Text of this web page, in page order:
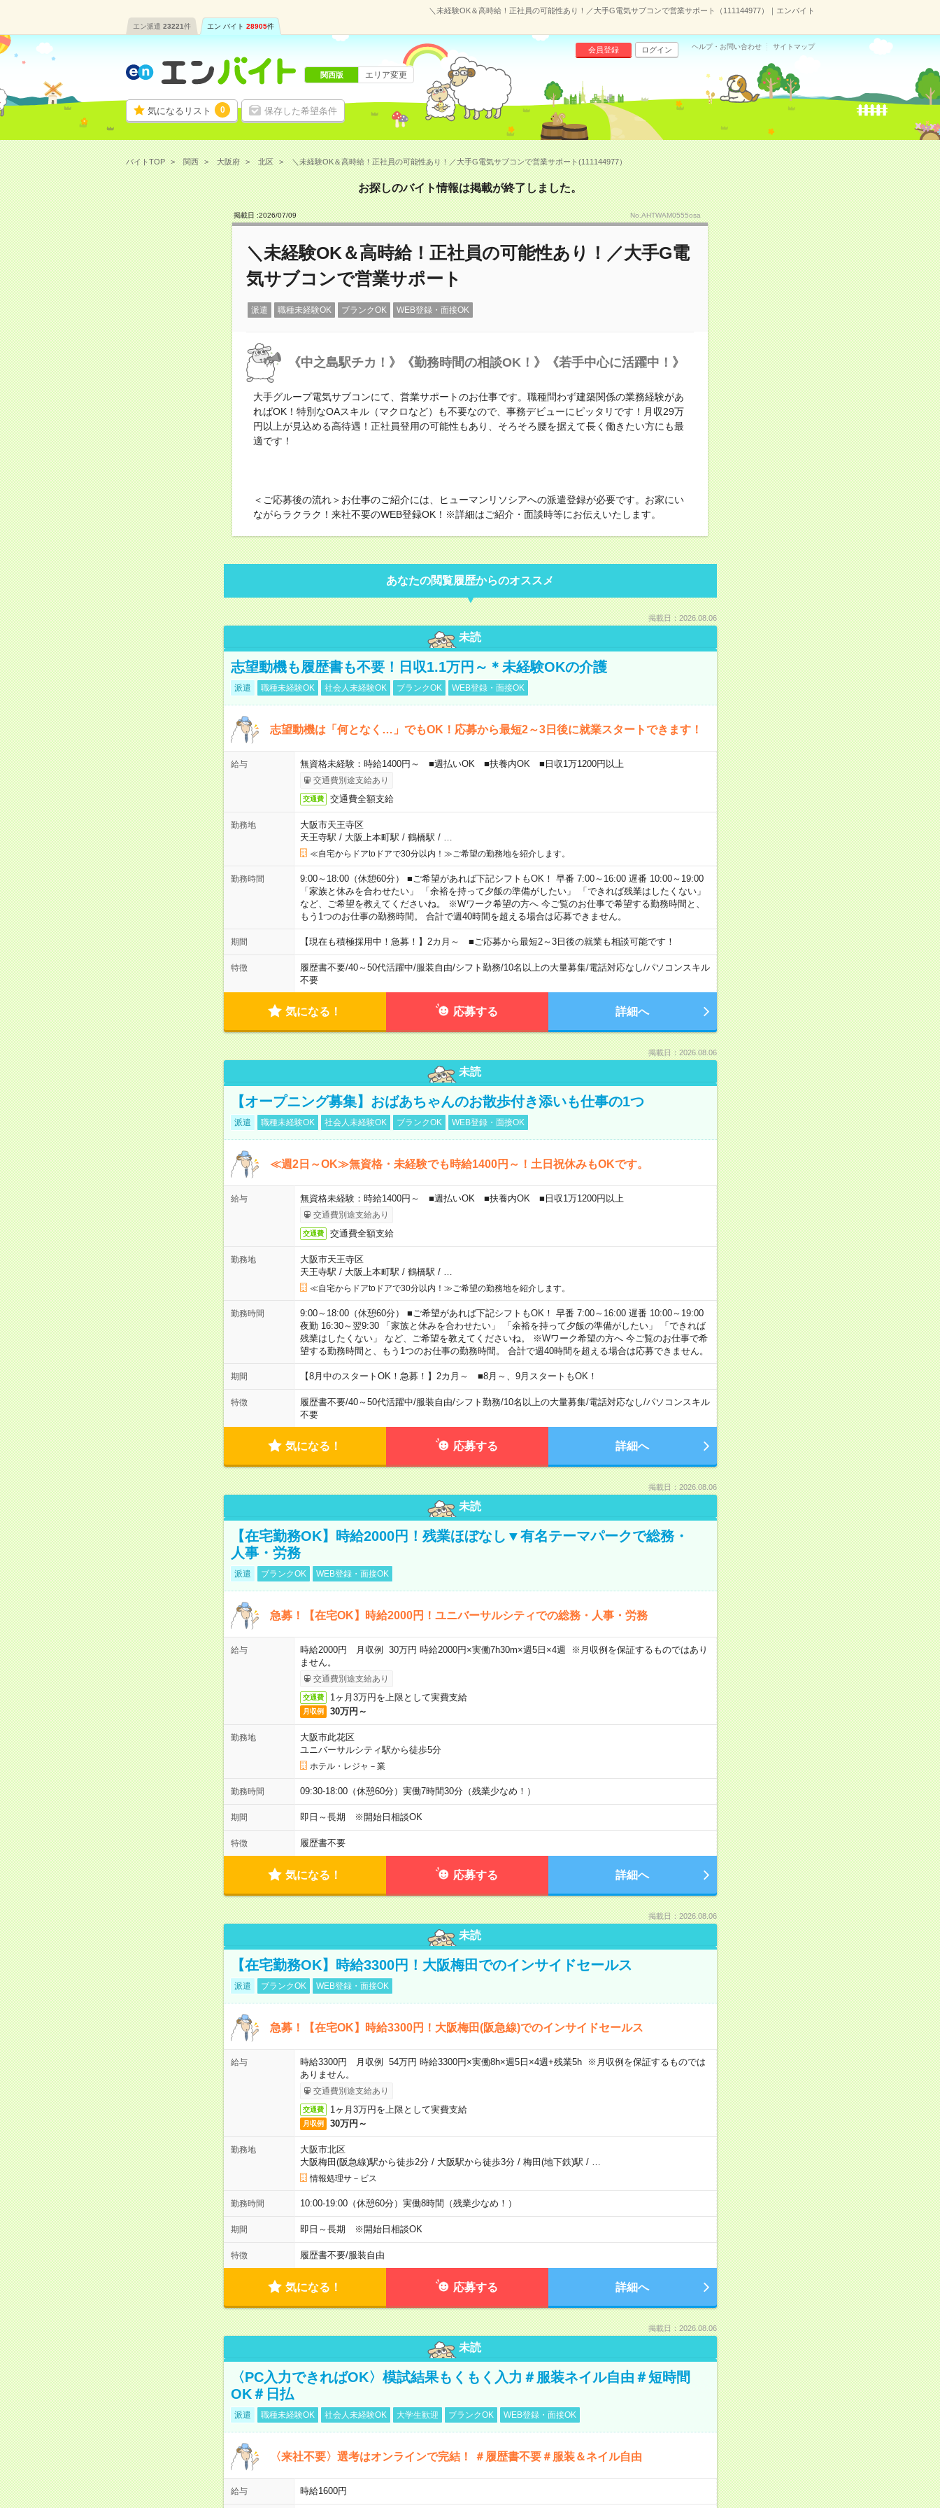
＼未経験OK＆高時給！正社員の可能性あり！／大手G電気サブコンで営業サポート（111144977）｜エンバイト
エン派遣 23221件 エン バイト 28905件
気になるリスト 0 保存した希望条件
会員登録 ログイン ヘルプ・お問い合わせ サイトマップ
関西版 エリア変更
バイトTOP 関西 大阪府 北区 ＼未経験OK＆高時給！正社員の可能性あり！／大手G電気サブコンで営業サポート(111144977）
お探しのバイト情報は掲載が終了しました。
掲載日 :2026/07/09 No.AHTWAM0555osa
＼未経験OK＆高時給！正社員の可能性あり！／大手G電
気サブコンで営業サポート
派遣 職種未経験OK ブランクOK WEB登録・面接OK
《中之島駅チカ！》《勤務時間の相談OK！》《若手中心に活躍中！》
大手グループ電気サブコンにて、営業サポートのお仕事です。職種問わず建築関係の業務経験があ
ればOK！特別なOAスキル（マクロなど）も不要なので、事務デビューにピッタリです！月収29万
円以上が見込める高待遇！正社員登用の可能性もあり、そろそろ腰を据えて長く働きたい方にも最
適です！
＜ご応募後の流れ＞お仕事のご紹介には、ヒューマンリソシアへの派遣登録が必要です。お家にい
ながらラクラク！来社不要のWEB登録OK！※詳細はご紹介・面談時等にお伝えいたします。
あなたの閲覧履歴からのオススメ
掲載日：2026.08.06
未読
志望動機も履歴書も不要！日収1.1万円～＊未経験OKの介護
派遣 職種未経験OK 社会人未経験OK ブランクOK WEB登録・面接OK
志望動機は「何となく…」でもOK！応募から最短2～3日後に就業スタートできます！
給与 無資格未経験：時給1400円～ ■週払いOK ■扶養内OK ■日収1万1200円以上
交通費別途支給あり
交通費 交通費全額支給
勤務地
大阪市天王寺区
天王寺駅 / 大阪上本町駅 / 鶴橋駅 /
≪自宅からドアtoドアで30分以内！≫ご希望の勤務地を紹介します。
勤務時間
9:00～18:00（休憩60分） ■ご希望があれば下記シフトもOK！ 早番 7:00～16:00 遅番 10:00～19:00
「家族と休みを合わせたい」 「余裕を持って夕飯の準備がしたい」 「できれば残業はしたくない」
など、ご希望を教えてくださいね。 ※Wワーク希望の方へ 今ご覧のお仕事で希望する勤務時間と、
もう1つのお仕事の勤務時間。 合計で週40時間を超える場合は応募できません。
期間 【現在も積極採用中！急募！】2カ月～ ■ご応募から最短2～3日後の就業も相談可能です！
特徴 履歴書不要/40～50代活躍中/服装自由/シフト勤務/10名以上の大量募集/電話対応なし/パソコンスキル
不要
気になる！ 応募する 詳細へ
掲載日：2026.08.06
未読
【オープニング募集】おばあちゃんのお散歩付き添いも仕事の1つ
派遣 職種未経験OK 社会人未経験OK ブランクOK WEB登録・面接OK
≪週2日～OK≫無資格・未経験でも時給1400円～！土日祝休みもOKです。
給与 無資格未経験：時給1400円～ ■週払いOK ■扶養内OK ■日収1万1200円以上
交通費別途支給あり
交通費 交通費全額支給
勤務地
大阪市天王寺区
天王寺駅 / 大阪上本町駅 / 鶴橋駅 /
≪自宅からドアtoドアで30分以内！≫ご希望の勤務地を紹介します。
勤務時間
9:00～18:00（休憩60分） ■ご希望があれば下記シフトもOK！ 早番 7:00～16:00 遅番 10:00～19:00
夜勤 16:30～翌9:30 「家族と休みを合わせたい」 「余裕を持って夕飯の準備がしたい」 「できれば
残業はしたくない」 など、ご希望を教えてくださいね。 ※Wワーク希望の方へ 今ご覧のお仕事で希
望する勤務時間と、もう1つのお仕事の勤務時間。 合計で週40時間を超える場合は応募できません。
期間 【8月中のスタートOK！急募！】2カ月～ ■8月～、9月スタートもOK！
特徴 履歴書不要/40～50代活躍中/服装自由/シフト勤務/10名以上の大量募集/電話対応なし/パソコンスキル
不要
気になる！ 応募する 詳細へ
掲載日：2026.08.06
未読
【在宅勤務OK】時給2000円！残業ほぼなし▼有名テーマパークで総務・
人事・労務
派遣 ブランクOK WEB登録・面接OK
急募！【在宅OK】時給2000円！ユニバーサルシティでの総務・人事・労務
給与
時給2000円 月収例 30万円 時給2000円×実働7h30m×週5日×4週 ※月収例を保証するものではあり
ません。
交通費別途支給あり
交通費 1ヶ月3万円を上限として実費支給
月収例 30万円～
勤務地
大阪市此花区
ユニバーサルシティ駅から徒歩5分
ホテル・レジャ－業
勤務時間 09:30-18:00（休憩60分）実働7時間30分（残業少なめ！）
期間 即日～長期 ※開始日相談OK
特徴 履歴書不要
気になる！ 応募する 詳細へ
掲載日：2026.08.06
未読
【在宅勤務OK】時給3300円！大阪梅田でのインサイドセールス
派遣 ブランクOK WEB登録・面接OK
急募！【在宅OK】時給3300円！大阪梅田(阪急線)でのインサイドセールス
給与
時給3300円 月収例 54万円 時給3300円×実働8h×週5日×4週+残業5h ※月収例を保証するものでは
ありません。
交通費別途支給あり
交通費 1ヶ月3万円を上限として実費支給
月収例 30万円～
勤務地
大阪市北区
大阪梅田(阪急線)駅から徒歩2分/ 大阪駅から徒歩3分/ 梅田(地下鉄)駅 /
情報処理サ－ビス
勤務時間 10:00-19:00（休憩60分）実働8時間（残業少なめ！）
期間 即日～長期 ※開始日相談OK
特徴 履歴書不要/服装自由
気になる！ 応募する 詳細へ
掲載日：2026.08.06
未読
〈PC入力できればOK〉模試結果もくもく入力＃服装ネイル自由＃短時間
OK＃日払
派遣 職種未経験OK 社会人未経験OK 大学生歓迎 ブランクOK WEB登録・面接OK
〈来社不要〉選考はオンラインで完結！ ＃履歴書不要＃服装＆ネイル自由
給与 時給1600円